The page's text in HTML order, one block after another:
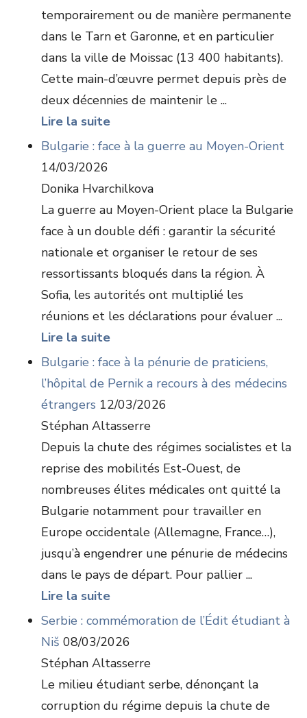
temporairement ou de manière permanente
dans le Tarn et Garonne, et en particulier
dans la ville de Moissac (13 400 habitants).
Cette main-d’œuvre permet depuis près de
deux décennies de maintenir le ...
Lire la suite
Bulgarie : face à la guerre au Moyen-Orient
14/03/2026
Donika Hvarchilkova
La guerre au Moyen-Orient place la Bulgarie
face à un double défi : garantir la sécurité
nationale et organiser le retour de ses
ressortissants bloqués dans la région. À
Sofia, les autorités ont multiplié les
réunions et les déclarations pour évaluer ...
Lire la suite
Bulgarie : face à la pénurie de praticiens,
l’hôpital de Pernik a recours à des médecins
étrangers 12/03/2026
Stéphan Altasserre
Depuis la chute des régimes socialistes et la
reprise des mobilités Est-Ouest, de
nombreuses élites médicales ont quitté la
Bulgarie notamment pour travailler en
Europe occidentale (Allemagne, France…),
jusqu’à engendrer une pénurie de médecins
dans le pays de départ. Pour pallier ...
Lire la suite
Serbie : commémoration de l’Édit étudiant à
Niš 08/03/2026
Stéphan Altasserre
Le milieu étudiant serbe, dénonçant la
corruption du régime depuis la chute de